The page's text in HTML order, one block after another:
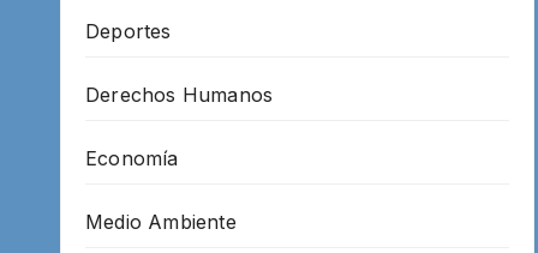
Deportes
Derechos Humanos
Economía
Medio Ambiente